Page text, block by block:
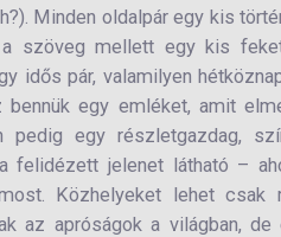
Minden oldalpár egy kis
szöveg mellett egy kis
idős pár, valamilyen
bennük egy emléket, amit
pedig egy részletgazdag,
felidézett jelenet látható –
Közhelyeket lehet csak
az apróságok a világban,